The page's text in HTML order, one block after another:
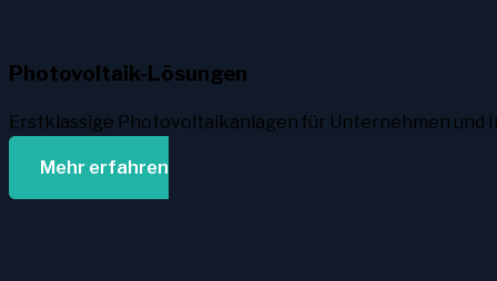
Photovoltaik-Lösungen
Erstklassige Photovoltaikanlagen für Unternehmen und
Mehr erfahren